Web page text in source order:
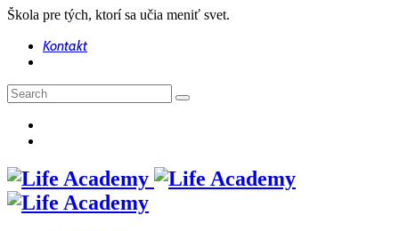
Škola pre tých, ktorí sa učia meniť svet.
Kontakt